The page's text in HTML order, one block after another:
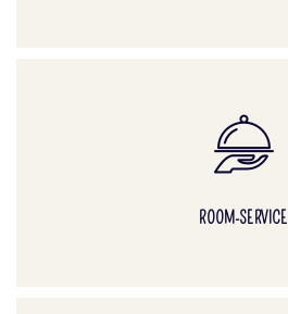
ROOM-SERVICE